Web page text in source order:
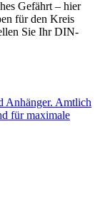
Gefährt – hier
für den Kreis
Sie Ihr DIN-
Anhänger. Amtlich
für maximale